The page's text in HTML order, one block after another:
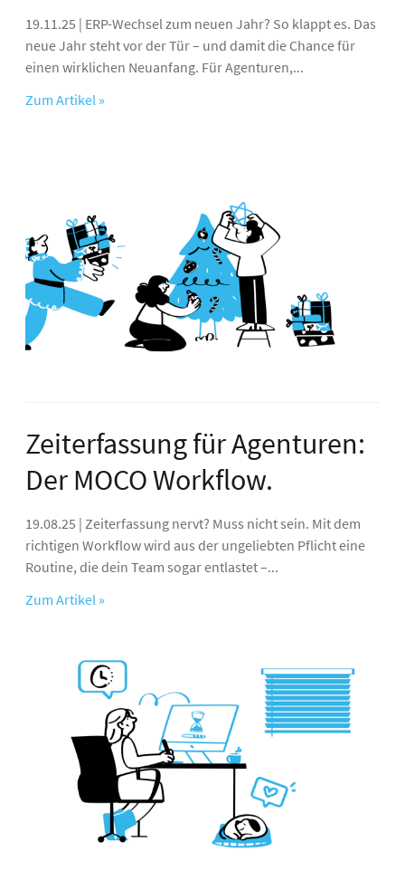
19.11.25 | ERP-Wechsel zum neuen Jahr? So klappt es. Das
neue Jahr steht vor der Tür – und damit die Chance für
einen wirklichen Neuanfang. Für Agenturen,...
Zum Artikel »
Zeiterfassung für Agenturen:
Der MOCO Workflow.
19.08.25 | Zeiterfassung nervt? Muss nicht sein. Mit dem
richtigen Workflow wird aus der ungeliebten Pflicht eine
Routine, die dein Team sogar entlastet –...
Zum Artikel »